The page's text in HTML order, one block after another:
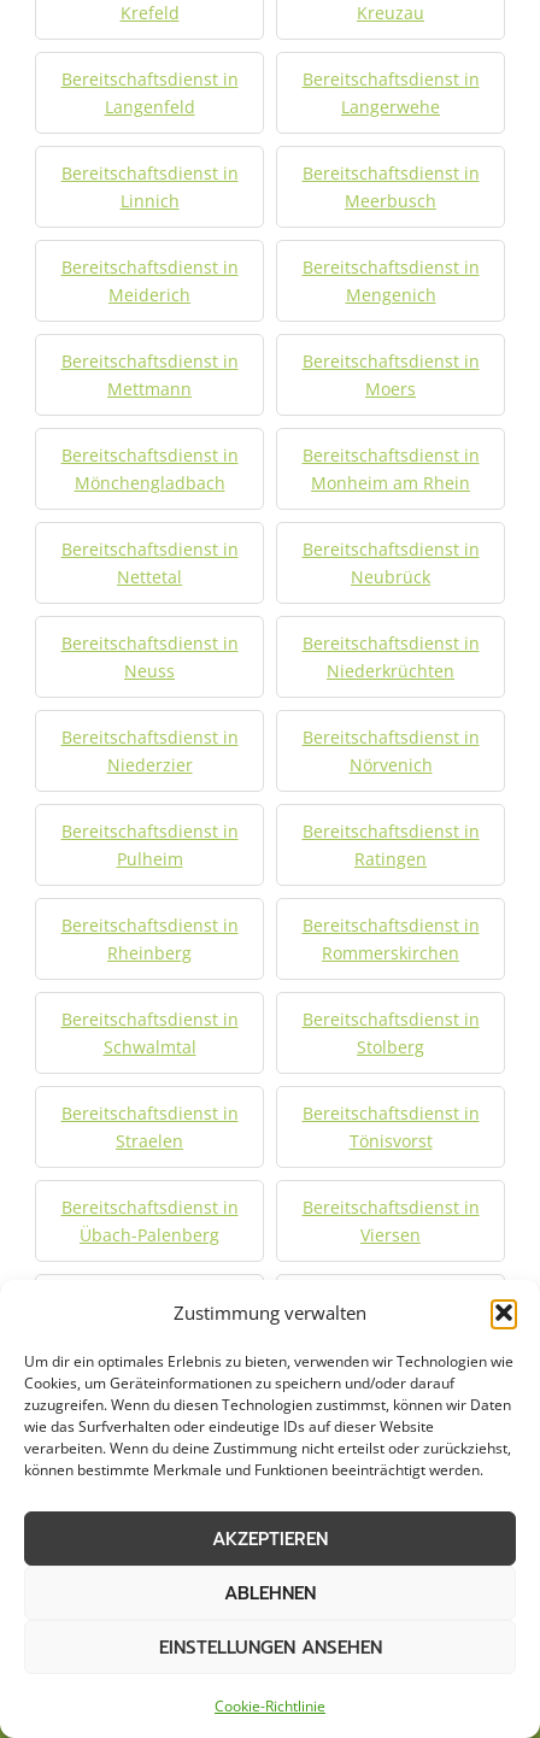
Zustimmung verwalten
Um dir ein optimales Erlebnis zu bieten, verwenden wir Technologien wie
Cookies, um Geräteinformationen zu speichern und/oder darauf
zuzugreifen. Wenn du diesen Technologien zustimmst, können wir Daten
wie das Surfverhalten oder eindeutige IDs auf dieser Website
verarbeiten. Wenn du deine Zustimmung nicht erteilst oder zurückziehst,
können bestimmte Merkmale und Funktionen beeinträchtigt werden.
AKZEPTIEREN
ABLEHNEN
EINSTELLUNGEN ANSEHEN
Cookie-Richtlinie
Krefeld
Kreuzau
Bereitschaftsdienst in
Langenfeld
Bereitschaftsdienst in
Langerwehe
Bereitschaftsdienst in
Linnich
Bereitschaftsdienst in
Meerbusch
Bereitschaftsdienst in
Meiderich
Bereitschaftsdienst in
Mengenich
Bereitschaftsdienst in
Mettmann
Bereitschaftsdienst in
Moers
Bereitschaftsdienst in
Mönchengladbach
Bereitschaftsdienst in
Monheim am Rhein
Bereitschaftsdienst in
Nettetal
Bereitschaftsdienst in
Neubrück
Bereitschaftsdienst in
Neuss
Bereitschaftsdienst in
Niederkrüchten
Bereitschaftsdienst in
Niederzier
Bereitschaftsdienst in
Nörvenich
Bereitschaftsdienst in
Pulheim
Bereitschaftsdienst in
Ratingen
Bereitschaftsdienst in
Rheinberg
Bereitschaftsdienst in
Rommerskirchen
Bereitschaftsdienst in
Schwalmtal
Bereitschaftsdienst in
Stolberg
Bereitschaftsdienst in
Straelen
Bereitschaftsdienst in
Tönisvorst
Bereitschaftsdienst in
Übach-Palenberg
Bereitschaftsdienst in
Viersen
Bereitschaftsdienst in
Bereitschaftsdienst in
Bereitschaftsdienst in
Würselen
Jetzt Anfrage stellen